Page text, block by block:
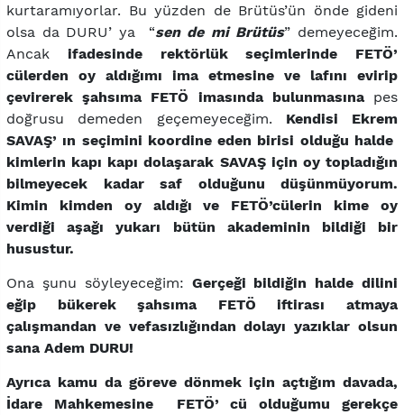
kurtaramıyorlar. Bu yüzden de Brütüs’ün önde gideni
olsa da DURU’ ya “sen de mi Brütüs” demeyeceğim.
Ancak ifadesinde rektörlük seçimlerinde FETÖ’
cülerden oy aldığımı ima etmesine ve lafını evirip
çevirerek şahsıma FETÖ imasında bulunmasına pes
doğrusu demeden geçemeyeceğim. Kendisi Ekrem
SAVAŞ’ ın seçimini koordine eden birisi olduğu halde
kimlerin kapı kapı dolaşarak SAVAŞ için oy topladığın
bilmeyecek kadar saf olduğunu düşünmüyorum.
Kimin kimden oy aldığı ve FETÖ’cülerin kime oy
verdiği aşağı yukarı bütün akademinin bildiği bir
husustur.
Ona şunu söyleyeceğim: Gerçeği bildiğin halde dilini
eğip bükerek şahsıma FETÖ iftirası atmaya
çalışmandan ve vefasızlığından dolayı yazıklar olsun
sana Adem DURU!
Ayrıca kamu da göreve dönmek için açtığım davada,
İdare Mahkemesine FETÖ’ cü olduğumu gerekçe